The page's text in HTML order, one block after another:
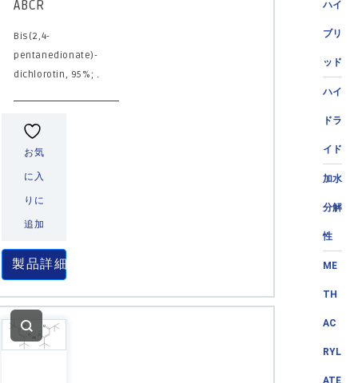
ハイ
ブリ
ッド
ハイ
ドラ
イド
加水
分解
性
ME
TH
AC
RYL
ABCR
Bis(2,4-
pentanedionate)-
dichlorotin, 95%; .
お気
に入
りに
追加
製品詳細